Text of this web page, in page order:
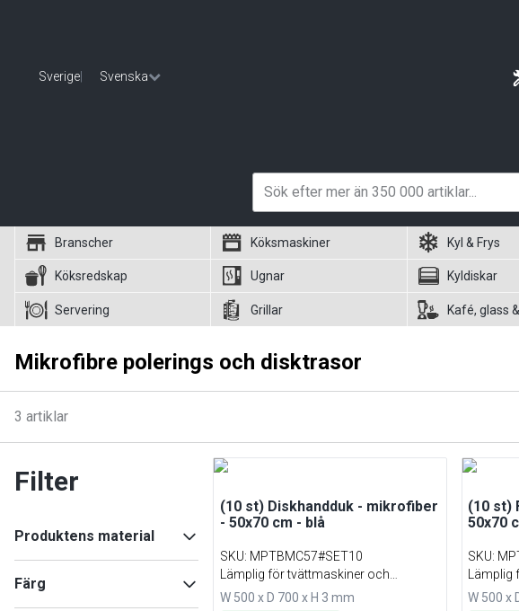
Sverige Svenska
Branscher Köksmaskiner Kyl & Frys
Köksredskap Ugnar Kyldiskar
Servering Grillar Kafé, glass
Mikrofibre polerings och disktrasor
3 artiklar
Filter
Produktens material
36851
Färg
(10 st) Diskhandduk - mikrofiber
- 50x70 cm - blå
SKU: MPTBMC57#SET10
Lämplig för tvättmaskiner och
torktumlare
W 500 x D 700 x H 3 mm
(10 st)
50x70
SKU:
W 500 x